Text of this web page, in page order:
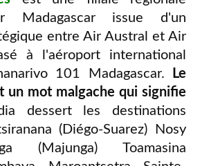
Madagascar issue d'un
entre Air Austral et Air
à l'aéroport international
101 Madagascar.
Le
un mot malgache qui signifie
dessert les destinations
(Diégo-Suarez) Nosy
(Majunga) Toamasina